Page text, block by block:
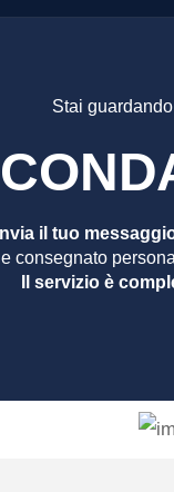
Stai
Invia il tuo
e consegnato
Il servizio è